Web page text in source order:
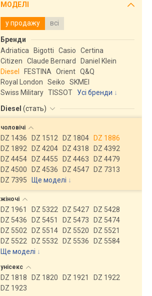
МОДЕЛІ
у продажу всі
Бренди
Adriatica
Bigotti Casio
Certina
Citizen
Claude Bernard
Daniel Klein
Diesel
FESTINA Orient Q&Q
Royal London
Seiko
SKMEI
Swiss Military TISSOT
Усі бренди
Diesel (стать)
чоловічі
DZ 1436 DZ 1512 DZ 1804
DZ 1886
DZ 1892
DZ 4204 DZ 4318
DZ 4392
DZ 4454
DZ 4455 DZ 4463
DZ 4479
DZ 4500
DZ 4536 DZ 4547
DZ 7313
DZ 7395
Ще моделі ↓
жіночі
DZ 1961 DZ 5322 DZ 5427
DZ 5428
DZ 5436
DZ 5451 DZ 5473
DZ 5474
DZ 5502
DZ 5514 DZ 5520
DZ 5521
DZ 5522
DZ 5532 DZ 5536
DZ 5584
Ще моделі ↓
унісекс
DZ 1818 DZ 1820 DZ 1921
DZ 1922
DZ 1923